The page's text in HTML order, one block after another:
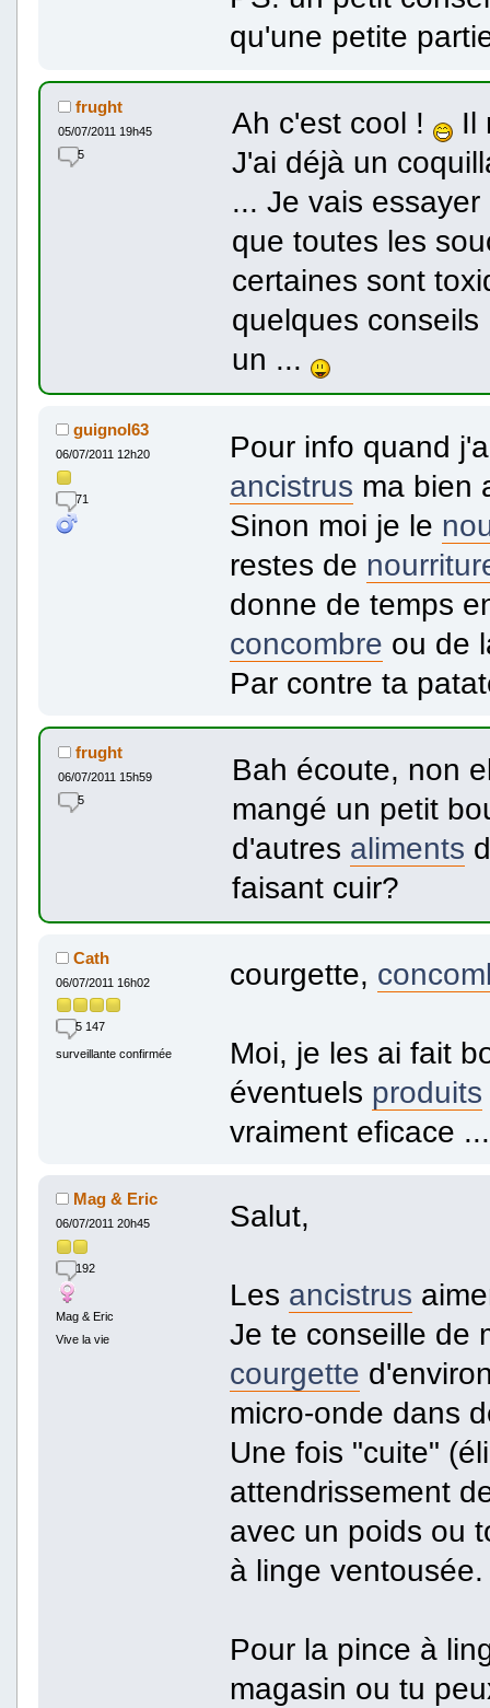
qu'une petite
frught
05/07/2011 19h45
5
Ah c'est cool !
Il
J'ai déjà un
... Je vais
que toutes les
certaines sont
quelques
un ...
guignol63
06/07/2011 12h20
71
Pour info quand
ancistrus ma bien
Sinon moi je le
restes de
donne de temps
concombre ou de
Par contre ta
frught
06/07/2011 15h59
5
Bah écoute, non
mangé un petit
d'autres aliments
faisant cuir?
Cath
06/07/2011 16h02
5 147
surveillante confirmée
courgette,
Moi, je les ai fait
éventuels produits
vraiment eficace
Mag & Eric
06/07/2011 20h45
192
Mag & Eric
Vive la vie
Salut,
Les ancistrus
Je te conseille de
courgette
micro-onde dans
Une fois "cuite"
attendrissement
avec un poids ou
à linge ventousée.
Pour la pince à
magasin ou tu